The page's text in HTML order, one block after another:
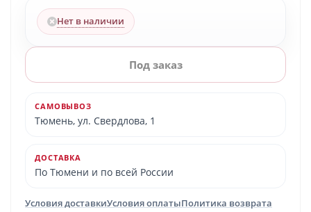
Нет в наличии
Под заказ
САМОВЫВОЗ
Тюмень, ул. Свердлова, 1
ДОСТАВКА
По Тюмени и по всей России
Условия доставкиУсловия оплатыПолитика возврата